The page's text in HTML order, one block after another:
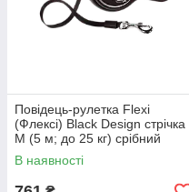
Повідець-рулетка Flexi
(Флексі) Black Design стрічка
M (5 м; до 25 кг) срібний
В наявності